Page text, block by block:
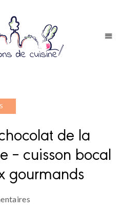
de la
– cuisson bocal
gourmands